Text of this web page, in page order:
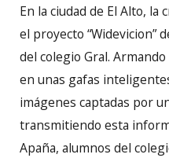
En la ciudad de El Alto, la
el proyecto “Widevicion”
del colegio Gral.
en unas gafas
imágenes captadas por
transmitiendo esta
Apaña, alumnos del